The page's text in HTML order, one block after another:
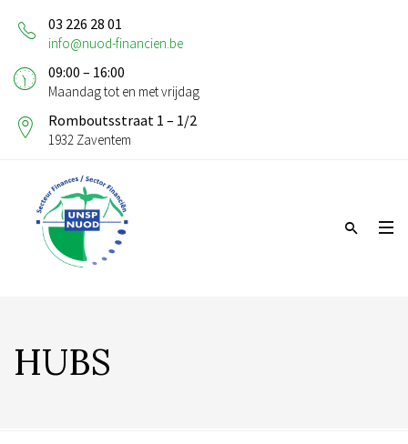
03 226 28 01
info@nuod-financien.be
09:00 – 16:00
Maandag tot en met vrijdag
Romboutsstraat 1 – 1/2
1932 Zaventem
HUBS